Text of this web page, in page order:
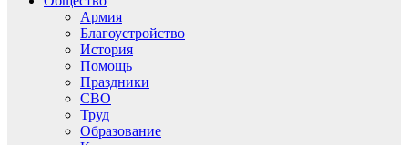
Армия
Благоустройство
История
Помощь
Праздники
СВО
Труд
Образование